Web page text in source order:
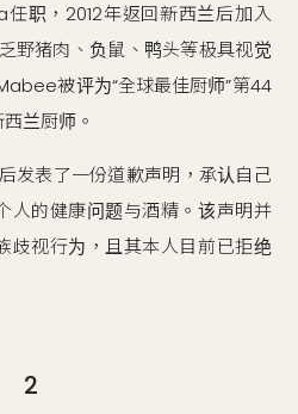
职，2012年返回新西兰后加入
野猪肉、负鼠、鸭头等极具视觉
被评为“全球最佳厨师”第44
兰厨师。
发表了一份道歉声明，承认自己
人的健康问题与酒精。该声明并
歧视行为，且其本人目前已拒绝
2